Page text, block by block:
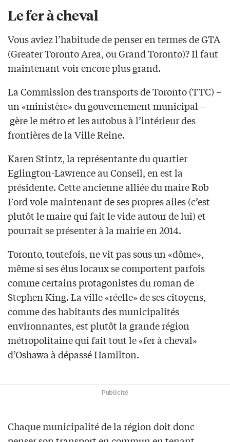
Le fer à cheval
Vous aviez l’habitude de penser en termes de GTA
(Greater Toronto Area, ou Grand Toronto)? Il faut
maintenant voir encore plus grand.
La Commission des transports de Toronto (TTC) –
un «ministère» du gouvernement municipal –
gère le métro et les autobus à l’intérieur des
frontières de la Ville Reine.
Karen Stintz, la représentante du quartier
Eglington-Lawrence au Conseil, en est la
présidente. Cette ancienne alliée du maire Rob
Ford vole maintenant de ses propres ailes (c’est
plutôt le maire qui fait le vide autour de lui) et
pourrait se présenter à la mairie en 2014.
Toronto, toutefois, ne vit pas sous un «dôme»,
même si ses élus locaux se comportent parfois
comme certains protagonistes du roman de
Stephen King. La ville «réelle» de ses citoyens,
comme des habitants des municipalités
environnantes, est plutôt la grande région
métropolitaine qui fait tout le «fer à cheval»
d’Oshawa à dépassé Hamilton.
Publicité
Chaque municipalité de la région doit donc